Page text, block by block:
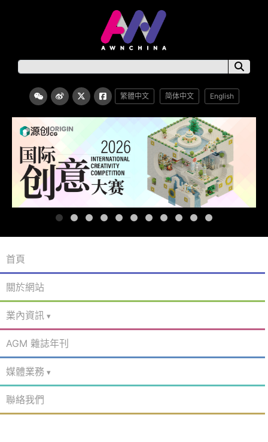
繁體中文 简体中文 English
首頁
關於網站
業內資訊
AGM 雜誌年刊
媒體業務
聯絡我們